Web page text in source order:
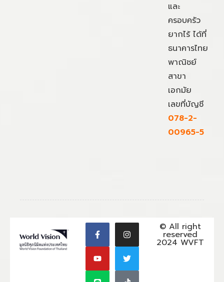
และ
ครอบครัว
ยากไร้ ได้ที่
ธนาคารไทย
พาณิชย์
สาขา
เอกมัย
เลขที่บัญชี
078-2-
00965-5
© All right
reserved
2024 WVFT